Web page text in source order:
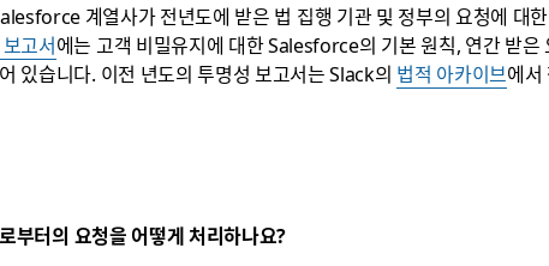
계열사가 전년도에 받은 법 집행 기관 및 정부의 요청에 대
고서에는 고객 비밀유지에 대한 Salesforce의 기본 원칙, 연간 받은
있습니다. 이전 년도의 투명성 보고서는 Slack의 법적 아카이브에서
부터의 요청을 어떻게 처리하나요?